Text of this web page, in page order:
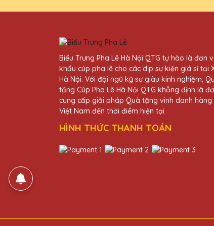
Đặng Thị Hằng
25/11/2025
Dịch vụ của Quà Tặng
Vũ Văn Trung
Tôi rất hài lòng với cúp
Hồ Văn Đức
Biểu Trưng Pha Lê Hà Nội QTG tự hào là đơn
khẩu cúp pha lê cho các dịp sự kiện giá sỉ tại
Hà Nội. Với đội ngũ kỹ sư giàu kinh nghiệm,
tặng Cúp Pha Lê Hà Nội QTG khẳng định là
cung cấp giải pháp Quà tặng vinh danh hàng
Việt Nam đến thời điểm hiện tại.
HÌNH THỨC THANH TOÁN